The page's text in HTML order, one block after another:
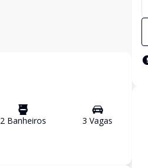
2Banheiros 3 Vagas